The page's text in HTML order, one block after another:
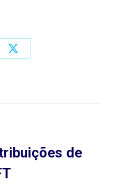
Compartilhar
de